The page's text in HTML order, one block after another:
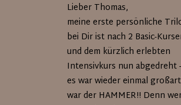
Lieber Thomas,
meine erste persönliche
bei Dir ist nach 2 Basic-
und dem kürzlich erlebten
Intensivkurs nun abgedreht
es war wieder einmal
war der HAMMER!! Denn